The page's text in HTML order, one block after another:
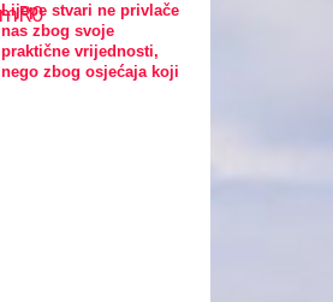
Lijepe stvari ne privlače
nas zbog svoje
praktične vrijednosti,
nego zbog osjećaja koji